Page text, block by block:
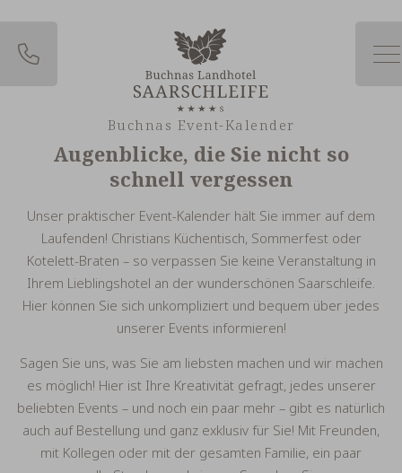
springen
Buchnas Event-Kalender
Augenblicke, die Sie nicht so
schnell vergessen
Unser praktischer Event-Kalender hält Sie immer auf dem
Laufenden! Christians Küchentisch, Sommerfest oder
Kotelett-Braten – so verpassen Sie keine Veranstaltung in
Ihrem Lieblingshotel an der wunderschönen Saarschleife.
Hier können Sie sich unkompliziert und bequem über jedes
unserer Events informieren!
Sagen Sie uns, was Sie am liebsten machen und wir machen
es möglich! Hier ist Ihre Kreativität gefragt, jedes unserer
beliebten Events – und noch ein paar mehr – gibt es natürlich
auch auf Bestellung und ganz exklusiv für Sie! Mit Freunden,
mit Kollegen oder mit der gesamten Familie, ein paar